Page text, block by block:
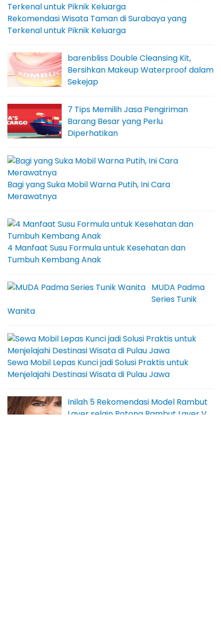
Rekomendasi Wisata Taman di Surabaya yang
Terkenal untuk Piknik Keluarga
barenbliss Double Cleansing Kit,
Bersihkan Makeup Waterproof dalam
Sekejap
7 Tips Memilih Jasa Pengiriman
Barang Besar yang Perlu
Diperhatikan
Bagi yang Suka Mobil Warna Putih, Ini Cara
Merawatnya
4 Manfaat Susu Formula untuk Kesehatan dan
Tumbuh Kembang Anak
MUDA Padma
Series Tunik
Wanita
Sewa Mobil Lepas Kunci jadi Solusi Praktis untuk
Menjelajahi Destinasi Wisata di Pulau Jawa
Inilah 5 Rekomendasi Model Rambut
Layer selain Potong Rambut Layer V